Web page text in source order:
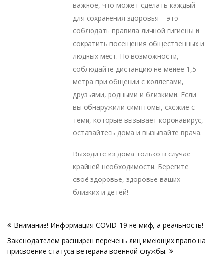
важное, что может сделать каждый
для сохранения здоровья – это
соблюдать правила личной гигиены и
сократить посещения общественных и
людных мест. По возможности,
соблюдайте дистанцию не менее 1,5
метра при общении с коллегами,
друзьями, родными и близкими. Если
вы обнаружили симптомы, схожие с
теми, которые вызывает коронавирус,
оставайтесь дома и вызывайте врача.
Выходите из дома только в случае
крайней необходимости. Берегите
своё здоровье, здоровье ваших
близких и детей!
по
записям
Внимание! Информация COVID-19 не миф, а реальность!
Законодателем расширен перечень лиц имеющих право на
присвоение статуса ветерана военной службы.